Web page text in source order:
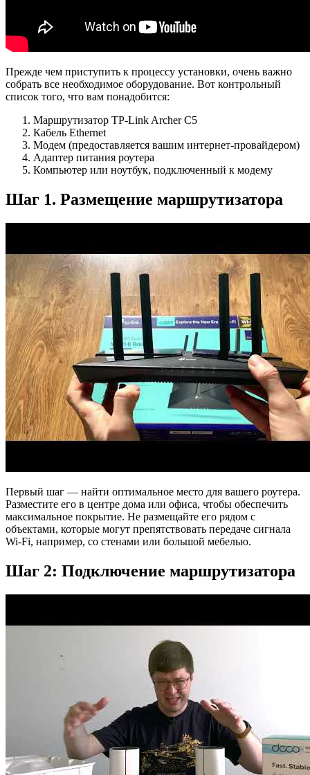
Прежде чем приступить к процессу установки, очень важно
собрать все необходимое оборудование. Вот контрольный
список того, что вам понадобится:
Маршрутизатор TP-Link Archer C5
Кабель Ethernet
Модем (предоставляется вашим интернет-провайдером)
Адаптер питания роутера
Компьютер или ноутбук, подключенный к модему
Шаг 1. Размещение маршрутизатора
Первый шаг — найти оптимальное место для вашего роутера.
Разместите его в центре дома или офиса, чтобы обеспечить
максимальное покрытие. Не размещайте его рядом с
объектами, которые могут препятствовать передаче сигнала
Wi-Fi, например, со стенами или большой мебелью.
Шаг 2: Подключение маршрутизатора